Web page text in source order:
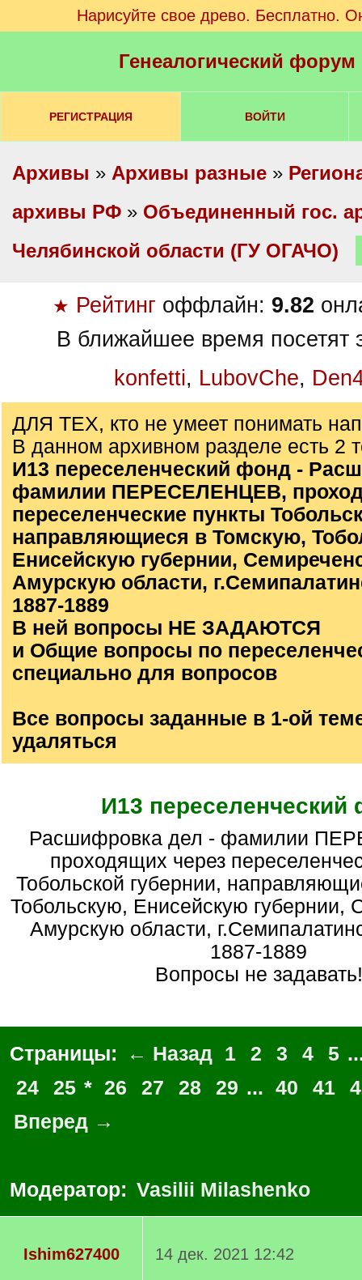
Нарисуйте свое древо. Бесплатно.
Генеалогический
РЕГИСТРАЦИЯ ВОЙТИ
Архивы » Архивы разные »
архивы РФ » Объединенный гос.
Челябинской области (ГУ ОГАЧО)
★ Рейтинг оффлайн: 9.82
В ближайшее время посетят
konfetti, LubovChe,
ДЛЯ ТЕХ, кто не умеет понимать
В данном архивном разделе есть 2
И13 переселенческий фонд -
фамилии ПЕРЕСЕЛЕНЦЕВ,
переселенческие пункты
направляющиеся в Томскую,
Енисейскую губернии,
Амурскую области,
1887-1889
В ней вопросы НЕ ЗАДАЮТСЯ
и Общие вопросы по
специально для вопросов
Все вопросы заданные в 1-ой
удаляться
И13 переселенческий
Расшифровка дел - фамилии ПЕРЕСЕЛЕНЦЕВ,
проходящих через
Тобольской губернии,
Тобольскую, Енисейскую губернии,
Амурскую области,
1887-1889
Вопросы не задавать!
Страницы: ← Назад 1 2 3 4 5
24
25 * 26 27 28 29 ... 40 41
Вперед →
Модератор: Vasilii Milashenko
Ishim627400
14 дек. 2021 12:42